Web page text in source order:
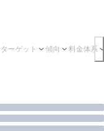
ターゲット 傾向 料金体系